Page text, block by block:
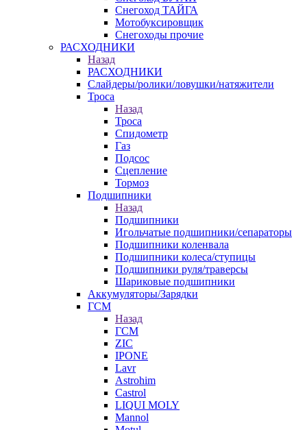
Снегоход ТАЙГА
Мотобуксировщик
Снегоходы прочие
РАСХОДНИКИ
Назад
РАСХОДНИКИ
Слайдеры/ролики/ловушки/натяжители
Троса
Назад
Троса
Спидометр
Газ
Подсос
Сцепление
Тормоз
Подшипники
Назад
Подшипники
Игольчатые подшипники/сепараторы
Подшипники коленвала
Подшипники колеса/ступицы
Подшипники руля/траверсы
Шариковые подшипники
Аккумуляторы/Зарядки
ГСМ
Назад
ГСМ
ZIC
IPONE
Lavr
Astrohim
Castrol
LIQUI MOLY
Mannol